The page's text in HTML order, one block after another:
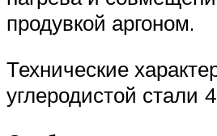
продувкой аргоном.
Технические
углеродистой стали